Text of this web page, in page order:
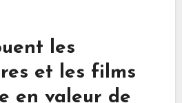
garantissent que leurs
Des statues et des
de rappels
renforçant